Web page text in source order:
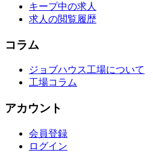
キープ中の求人
求人の閲覧履歴
コラム
ジョブハウス工場について
工場コラム
アカウント
会員登録
ログイン